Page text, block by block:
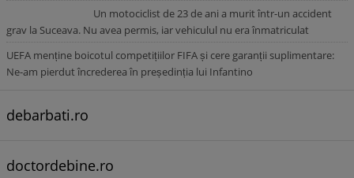
Un motociclist de 23 de ani a murit într-un accident
grav la Suceava. Nu avea permis, iar vehiculul nu era înmatriculat
UEFA menține boicotul competițiilor FIFA și cere garanții suplimentare:
Ne-am pierdut încrederea în președinția lui Infantino
debarbati.ro
doctordebine.ro